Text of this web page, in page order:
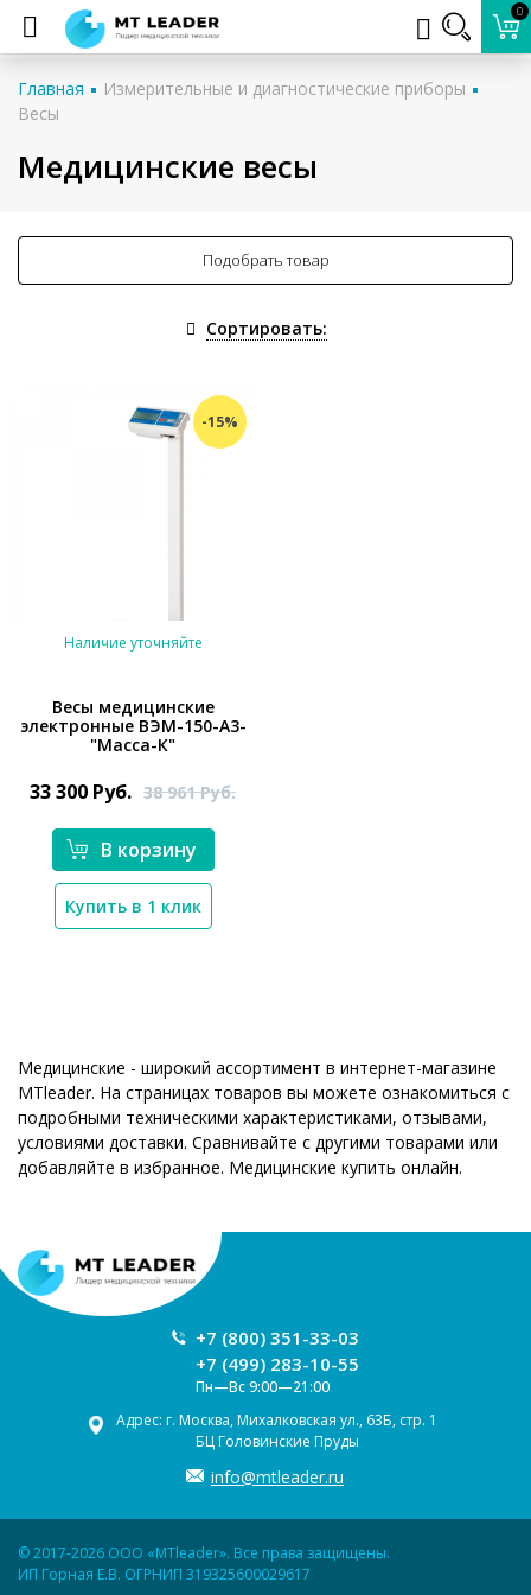
0
Главная
Измерительные и диагностические приборы
Весы
Медицинские весы
Подобрать товар
Сортировать:
-15%
Наличие уточняйте
Весы медицинские
электронные ВЭМ-150-А3-
"Масса-К"
33 300 Руб. 38 961Руб.
В корзину
Купить в 1 клик
Медицинские - широкий ассортимент в интернет-магазине
MTleader. На страницах товаров вы можете ознакомиться с
подробными техническими характеристиками, отзывами,
условиями доставки. Сравнивайте с другими товарами или
добавляйте в избранное. Медицинские купить онлайн.
+7 (800) 351-33-03
+7 (499) 283-10-55
Пн—Вс 9:00—21:00
Адрес: г. Москва, Михалковская ул., 63Б, стр. 1
БЦ Головинские Пруды
info@mtleader.ru
© 2017-2026 ООО «MTleader». Все права защищены.
ИП Горная Е.В. ОГРНИП 319325600029617